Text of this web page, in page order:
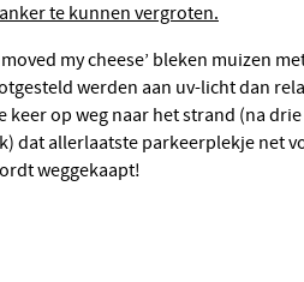
te kunnen vergroten.
werden aan uv-licht dan
keer op weg naar het strand (na
dat allerlaatste parkeerplekje net
weggekaapt!